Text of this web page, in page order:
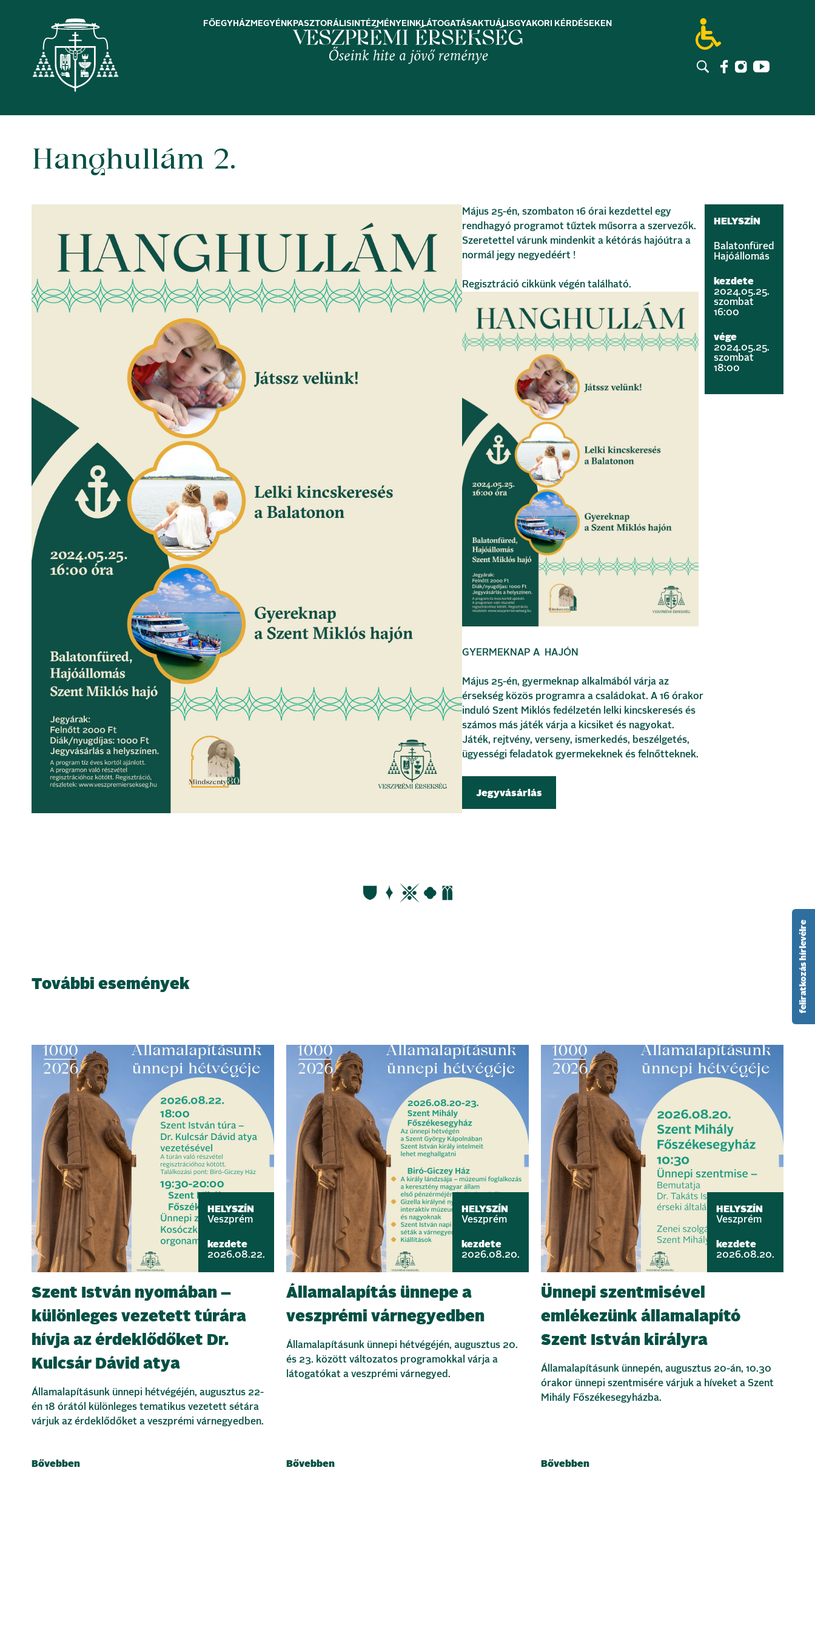
FŐEGYHÁZMEGYÉNK PASZTORÁLIS INTÉZMÉNYEINK LÁTOGATÁSAKTUÁLISGYAKORI KÉRDÉSEK EN
Hanghullám 2.
Május 25-én, szombaton 16 órai kezdettel egy
rendhagyó programot tűztek műsorra a szervezők.
Szeretettel várunk mindenkit a kétórás hajóútra a
normál jegy negyedéért !
Regisztráció cikkünk végén található.
GYERMEKNAP A HAJÓN
Május 25-én, gyermeknap alkalmából várja az
érsekség közös programra a családokat. A 16 órakor
induló Szent Miklós fedélzetén lelki kincskeresés és
számos más játék várja a kicsiket és nagyokat.
Játék, rejtvény, verseny, ismerkedés, beszélgetés,
ügyességi feladatok gyermekeknek és felnőtteknek.
Jegyvásárlás
HELYSZÍN
Balatonfüred
Hajóállomás
kezdete
2024.05.25.
szombat
16:00
vége
2024.05.25.
szombat
18:00
További események
HELYSZÍN
Veszprém
kezdete
2026.08.22.
Szent István nyomában –
különleges vezetett túrára
hívja az érdeklődőket Dr.
Kulcsár Dávid atya
Államalapításunk ünnepi hétvégéjén, augusztus 22-
én 18 órától különleges tematikus vezetett sétára
várjuk az érdeklődőket a veszprémi várnegyedben.
Bővebben
HELYSZÍN
Veszprém
kezdete
2026.08.20.
Államalapítás ünnepe a
veszprémi várnegyedben
Államalapításunk ünnepi hétvégéjén, augusztus 20.
és 23. között változatos programokkal várja a
látogatókat a veszprémi várnegyed.
Bővebben
HELYSZÍN
Veszprém
kezdete
2026.08.20.
Ünnepi szentmisével
emlékezünk államalapító
Szent István királyra
Államalapításunk ünnepén, augusztus 20-án, 10.30
órakor ünnepi szentmisére várjuk a híveket a Szent
Mihály Főszékesegyházba.
Bővebben
feliratkozás hírlevélre